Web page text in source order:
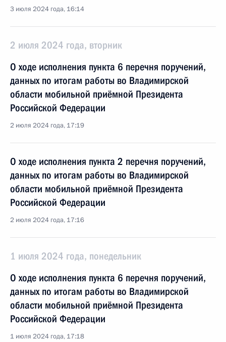
3 июля 2024 года, 16:14
2 июля 2024 года, вторник
О ходе исполнения пункта 6 перечня поручений,
данных по итогам работы во Владимирской
области мобильной приёмной Президента
Российской Федерации
2 июля 2024 года, 17:19
О ходе исполнения пункта 2 перечня поручений,
данных по итогам работы во Владимирской
области мобильной приёмной Президента
Российской Федерации
2 июля 2024 года, 17:16
1 июля 2024 года, понедельник
О ходе исполнения пункта 6 перечня поручений,
данных по итогам работы во Владимирской
области мобильной приёмной Президента
Российской Федерации
1 июля 2024 года, 17:18